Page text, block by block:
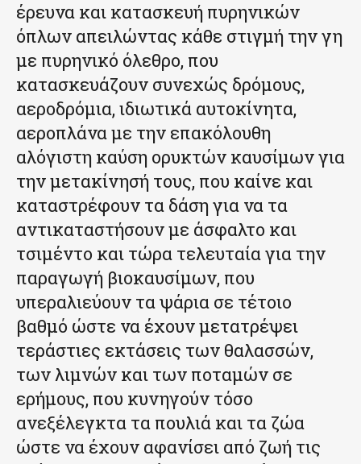
έρευνα και κατασκευή πυρηνικών
όπλων απειλώντας κάθε στιγμή την γη
με πυρηνικό όλεθρο, που
κατασκευάζουν συνεχώς δρόμους,
αεροδρόμια, ιδιωτικά αυτοκίνητα,
αεροπλάνα με την επακόλουθη
αλόγιστη καύση ορυκτών καυσίμων για
την μετακίνησή τους, που καίνε και
καταστρέφουν τα δάση για να τα
αντικαταστήσουν με άσφαλτο και
τσιμέντο και τώρα τελευταία για την
παραγωγή βιοκαυσίμων, που
υπεραλιεύουν τα ψάρια σε τέτοιο
βαθμό ώστε να έχουν μετατρέψει
τεράστιες εκτάσεις των θαλασσών,
των λιμνών και των ποταμών σε
ερήμους, που κυνηγούν τόσο
ανεξέλεγκτα τα πουλιά και τα ζώα
ώστε να έχουν αφανίσει από ζωή τις